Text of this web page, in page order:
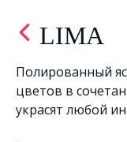
LIMA
Полированный
цветов в
украсят любой